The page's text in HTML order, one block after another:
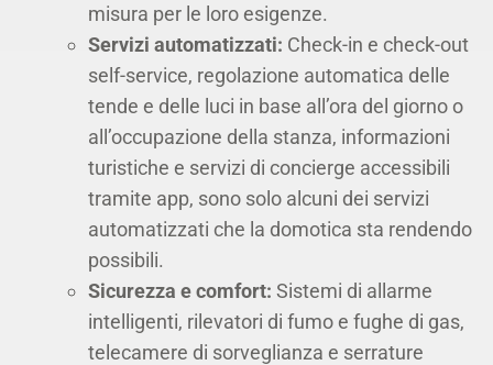
misura per le loro esigenze.
Servizi automatizzati: Check-in e check-out
self-service, regolazione automatica delle
tende e delle luci in base all’ora del giorno o
all’occupazione della stanza, informazioni
turistiche e servizi di concierge accessibili
tramite app, sono solo alcuni dei servizi
automatizzati che la domotica sta rendendo
possibili.
Sicurezza e comfort: Sistemi di allarme
intelligenti, rilevatori di fumo e fughe di gas,
telecamere di sorveglianza e serrature